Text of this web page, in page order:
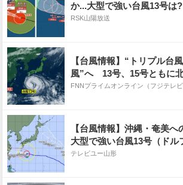
か...大型で強い台風13号
低気圧に 雨・風シミュレ
RSK山陽放送
【台風情報】“トリプル台
風”へ 13号、15号ともに
太平洋高気圧の壁で進路が
FNNプライムオンライン（フジテレビ
【台風情報】沖縄・奄美
大型で強い台風13号（ド
風速は60 m/s 今どこに?
テレビユー山形